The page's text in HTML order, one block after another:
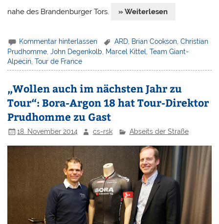
nahe des Brandenburger Tors. » Weiterlesen
Kommentar hinterlassen ARD Brian Cookson ,Christian
Prudhomme,John Degenkolb, Marcel Kittel,Team Giant-
Alpecin,Tour de France
„Wollen auch im nächsten Jahr zu
Tour“: Bora-Argon 18 hat Tour-Direktor
Prudhomme zu Gast
18. November 2014 cs-rsk Abseits der Straße